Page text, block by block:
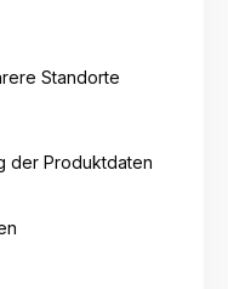
Standorte
der Produktdaten